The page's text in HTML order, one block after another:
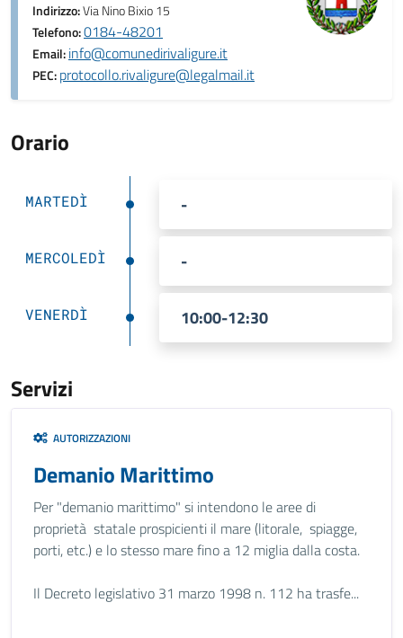
Indirizzo:Via Nino Bixio 15
Telefono:0184-48201
Email:info@comunedirivaligure.it
PEC:protocollo.rivaligure@legalmail.it
Orario
MARTEDÌ -
MERCOLEDÌ -
VENERDÌ 10:00-12:30
Servizi
AUTORIZZAZIONI
Demanio Marittimo
Per "demanio marittimo" si intendono le aree di
proprietà statale prospicienti il mare (litorale, spiagge,
porti, etc.) e lo stesso mare fino a 12 miglia dalla costa.
Il Decreto legislativo 31 marzo 1998 n. 112 ha trasfe...